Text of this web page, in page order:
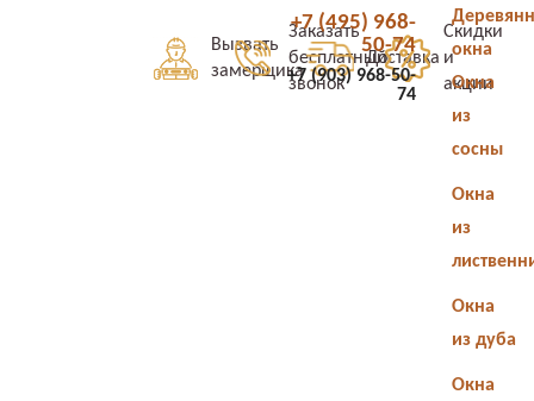
Вызвать
замерщика
Заказать
бесплатный
звонок
Доставка
Скидки
и
акции
+7 (495) 968-
50-74
+7 (903) 968-50-
74
окна
Окна
из
сосны
Окна
из
Окна
из дуба
Окна